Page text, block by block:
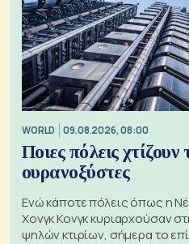
WORLD 09.08.2026, 08:00
Ποιες πόλεις
ουρανοξύστες
Ενώ κάποτε πόλεις όπως η
Χονγκ Κονγκ κυριαρχούσαν
ψηλών κτιρίων, σήμερα το